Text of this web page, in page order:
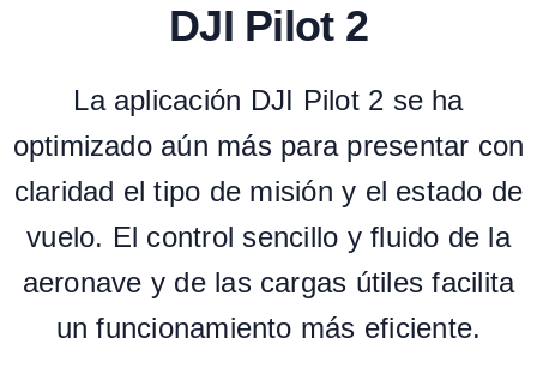
DJI Pilot 2
La aplicación DJI Pilot 2 se ha
optimizado aún más para presentar con
claridad el tipo de misión y el estado de
vuelo. El control sencillo y fluido de la
aeronave y de las cargas útiles facilita
un funcionamiento más eficiente.